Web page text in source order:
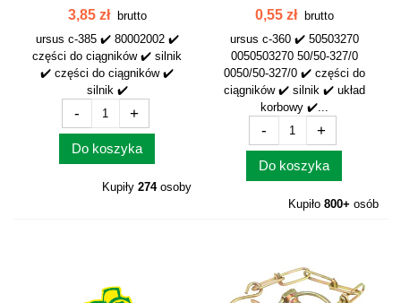
SILNIKA C-385...
3,85 zł brutto
ursus c-385 ✔️ 80002002 ✔️
części do ciągników ✔️ silnik
✔️ części do ciągników ✔️
silnik ✔️
- +
Do koszyka
Kupiły 274osoby
KORBOWODU C-360...
0,55 zł brutto
ursus c-360 ✔️ 50503270
0050503270 50/50-327/0
0050/50-327/0 ✔️ części do
ciągników ✔️ silnik ✔️ układ
korbowy ✔️...
- +
Do koszyka
Kupiło 800+ osób